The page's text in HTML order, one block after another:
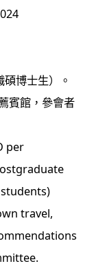
博士生）。
賓館，參會者
per
travel,